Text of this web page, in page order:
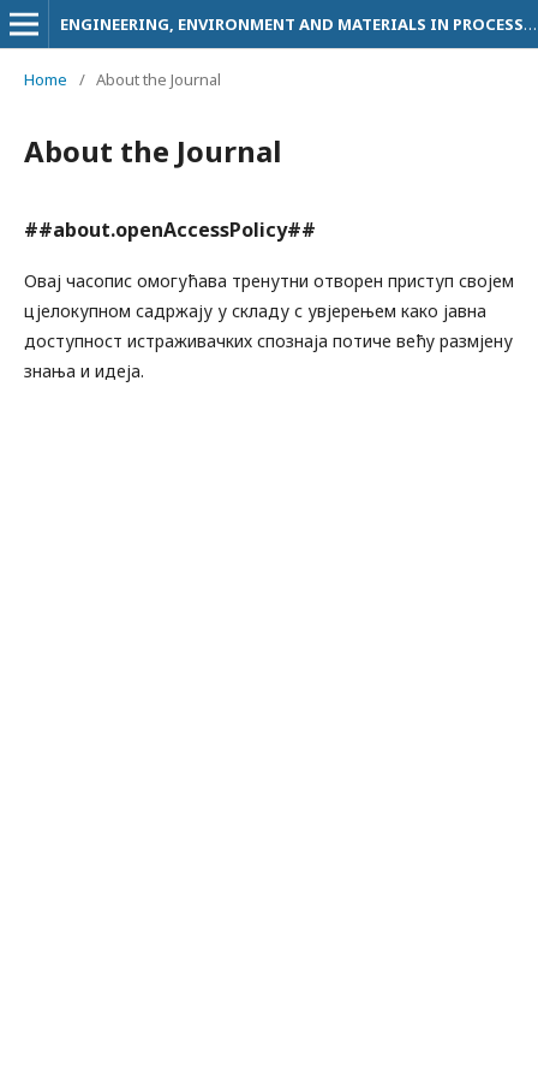
ENGINEERING, ENVIRONMENT AND MATERIALS IN PROCESSING INDUSTRY
Home / About the Journal
About the Journal
##about.openAccessPolicy##
Овај часопис омогућава тренутни отворен приступ својем
цјелокупном садржају у складу с увјерењем како јавна
доступност истраживачких спознаја потиче већу размјену
знања и идеја.